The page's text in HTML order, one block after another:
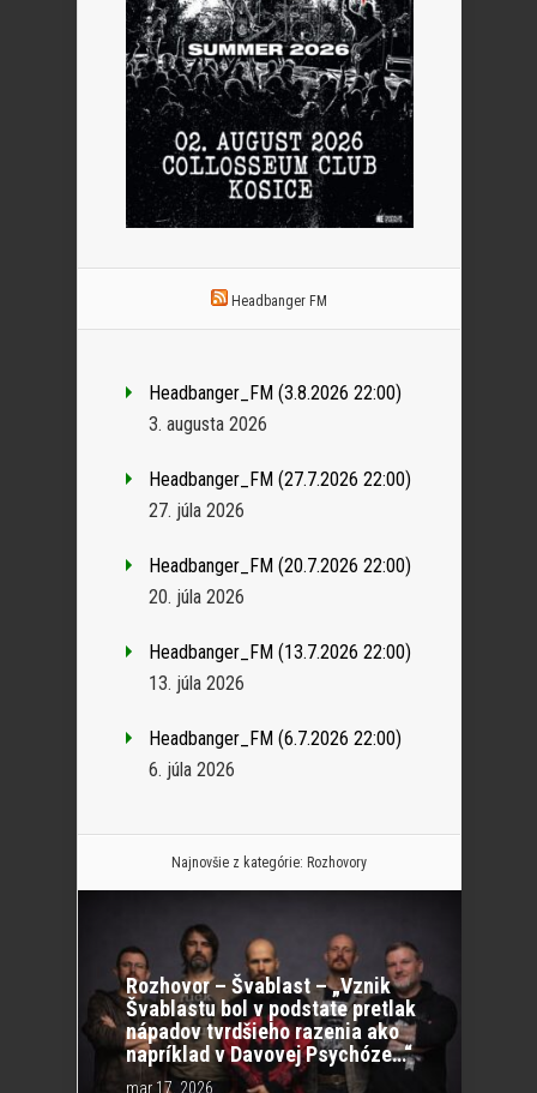
Headbanger FM
Headbanger_FM (3.8.2026 22:00)
3. augusta 2026
Headbanger_FM (27.7.2026 22:00)
27. júla 2026
Headbanger_FM (20.7.2026 22:00)
20. júla 2026
Headbanger_FM (13.7.2026 22:00)
13. júla 2026
Headbanger_FM (6.7.2026 22:00)
6. júla 2026
Najnovšie z kategórie: Rozhovory
Rozhovor – Švablast – „Vznik
Švablastu bol v podstate pretlak
nápadov tvrdšieho razenia ako
napríklad v Davovej Psychóze…“
mar 17, 2026